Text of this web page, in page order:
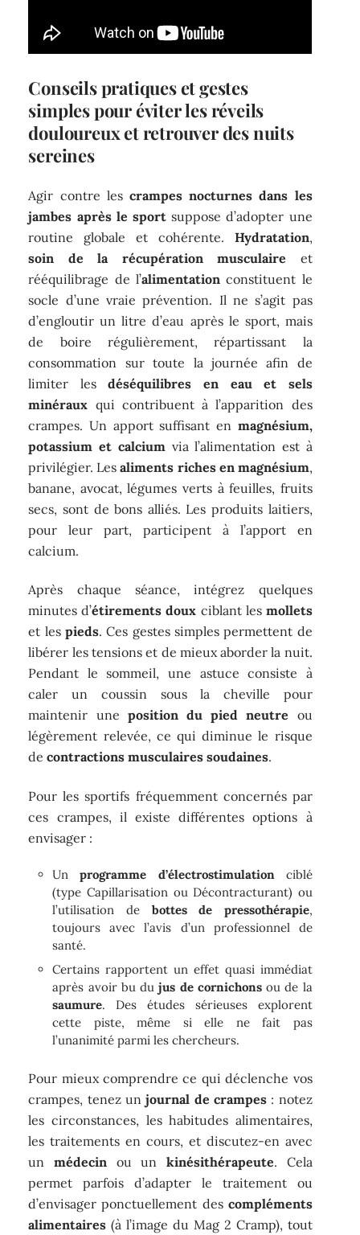
Conseils pratiques et gestes
simples pour éviter les réveils
douloureux et retrouver des nuits
sereines
Agir contre les crampes nocturnes dans les
jambes après le sport suppose d’adopter une
routine globale et cohérente. Hydratation,
soin de la récupération musculaire et
rééquilibrage de l’alimentation constituent le
socle d’une vraie prévention. Il ne s’agit pas
d’engloutir un litre d’eau après le sport, mais
de boire régulièrement, répartissant la
consommation sur toute la journée afin de
limiter lesdéséquilibres en eau et sels
minéraux qui contribuent à l’apparition des
crampes. Un apport suffisant en magnésium,
potassium et calcium via l’alimentation est à
privilégier. Lesaliments riches en magnésium,
banane, avocat, légumes verts à feuilles, fruits
secs, sont de bons alliés. Les produits laitiers,
pour leur part, participent à l’apport en
calcium.
Après chaque séance, intégrez quelques
minutes d’étirements doux ciblant les mollets
et lespieds. Ces gestes simples permettent de
libérer les tensions et de mieux aborder la nuit.
Pendant le sommeil, une astuce consiste à
caler un coussin sous la cheville pour
maintenir une position du pied neutre ou
légèrement relevée, ce qui diminue le risque
decontractions musculaires soudaines.
Pour les sportifs fréquemment concernés par
ces crampes, il existe différentes options à
envisager :
Unprogramme d’électrostimulationciblé
(type Capillarisation ou Décontracturant) ou
l’utilisation de bottes de pressothérapie,
toujours avec l’avis d’un professionnel de
santé.
Certains rapportent un effet quasi immédiat
après avoir bu dujus de cornichonsou de la
saumure. Des études sérieuses explorent
cette piste, même si elle ne fait pas
l’unanimité parmi les chercheurs.
Pour mieux comprendre ce qui déclenche vos
crampes, tenez unjournal de crampes : notez
les circonstances, les habitudes alimentaires,
les traitements en cours, et discutez-en avec
unmédecin ou un kinésithérapeute. Cela
permet parfois d’adapter le traitement ou
d’envisager ponctuellement des compléments
alimentaires (à l’image du Mag 2 Cramp), tout